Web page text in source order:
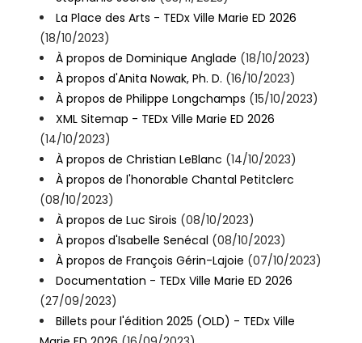
La Place des Arts - TEDx Ville Marie ED 2026
(18/10/2023)
À propos de Dominique Anglade (18/10/2023)
À propos d'Anita Nowak, Ph. D. (16/10/2023)
À propos de Philippe Longchamps (15/10/2023)
XML Sitemap - TEDx Ville Marie ED 2026
(14/10/2023)
À propos de Christian LeBlanc (14/10/2023)
À propos de l'honorable Chantal Petitclerc
(08/10/2023)
À propos de Luc Sirois (08/10/2023)
À propos d'Isabelle Senécal (08/10/2023)
À propos de François Gérin-Lajoie (07/10/2023)
Documentation - TEDx Ville Marie ED 2026
(27/09/2023)
Billets pour l'édition 2025 (OLD) - TEDx Ville